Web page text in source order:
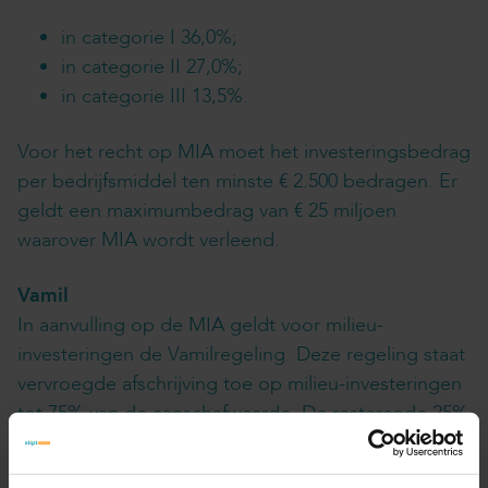
in categorie I 36,0%;
in categorie II 27,0%;
in categorie III 13,5%.
Voor het recht op MIA moet het investeringsbedrag
per bedrijfsmiddel ten minste € 2.500 bedragen. Er
geldt een maximumbedrag van € 25 miljoen
waarover MIA wordt verleend.
Vamil
In aanvulling op de MIA geldt voor milieu-
investeringen de Vamilregeling. Deze regeling staat
vervroegde afschrijving toe op milieu-investeringen
tot 75% van de aanschafwaarde. De resterende 25%
moet regulier worden afgeschreven.